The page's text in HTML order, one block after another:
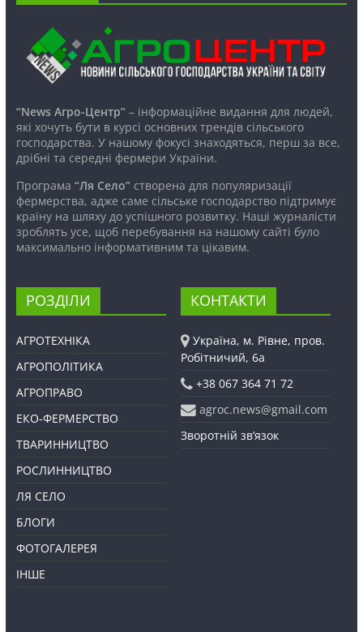
“News Агро-Центр”– інформаційне видання для людей,
які хочуть бути в курсі основних трендів сільського
господарства. У нашому фокусі знаходяться, перш за все,
дрібні та середні фермери України.
Програма “Ля Село”створена для популяризації
фермерства, адже саме сільське господарство підтримує
країну на шляху до успішного розвитку. Наші журналісти
зроблять усе, щоб перебування на нашому сайті було
максимально інформативним та цікавим.
РОЗДІЛИ
АГРОТЕХНІКА
АГРОПОЛІТИКА
АГРОПРАВО
ЕКО-ФЕРМЕРСТВО
ТВАРИННИЦТВО
РОСЛИННИЦТВО
ЛЯ СЕЛО
БЛОГИ
ФОТОГАЛЕРЕЯ
ІНШЕ
КОНТАКТИ
Україна, м. Рівне, пров.
Робітничий, 6а
+38 067 364 71 72
agroc.news@gmail.com
Зворотній зв’язок